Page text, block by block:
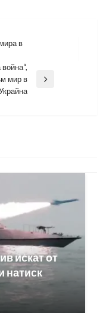
в
мир в
искат от
натиск